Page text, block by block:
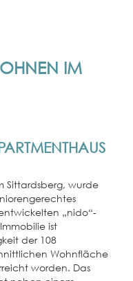
IM
Sittardsberg, wurde
„nido“-
ist
der 108
Wohnfläche
worden. Das